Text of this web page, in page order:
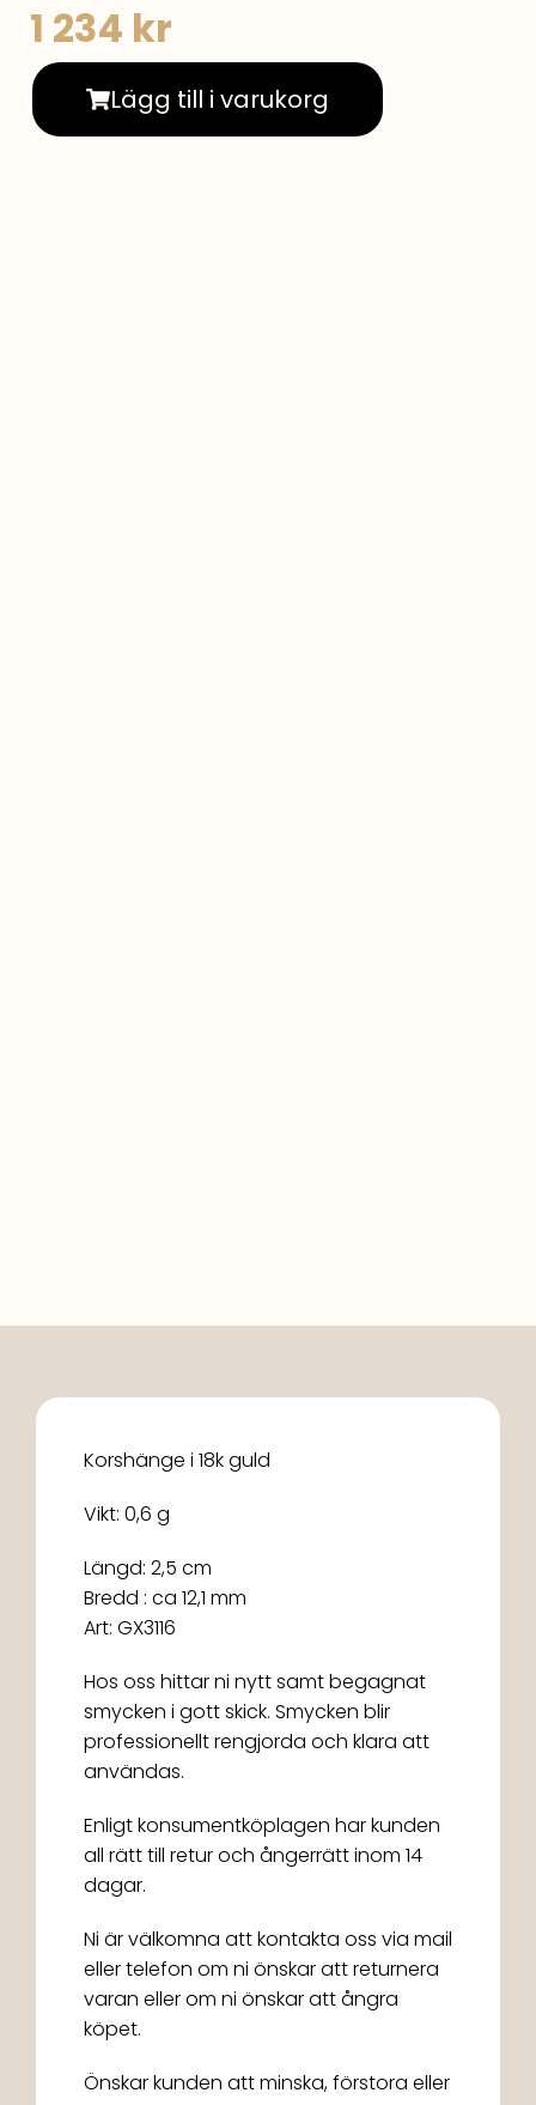
1 234 kr
Lägg till i varukorg
Korshänge i 18k guld
Vikt: 0,6 g
Längd: 2,5 cm
Bredd : ca 12,1 mm
Art: GX3116
Hos oss hittar ni nytt samt begagnat
smycken i gott skick. Smycken blir
professionellt rengjorda och klara att
användas.
Enligt konsumentköplagen har kunden
all rätt till retur och ångerrätt inom 14
dagar.
Ni är välkomna att kontakta oss via mail
eller telefon om ni önskar att returnera
varan eller om ni önskar att ångra
köpet.
Önskar kunden att minska, förstora eller